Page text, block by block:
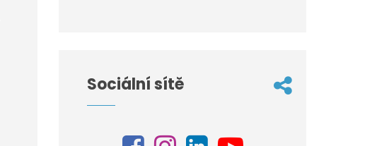
Sociální sítě